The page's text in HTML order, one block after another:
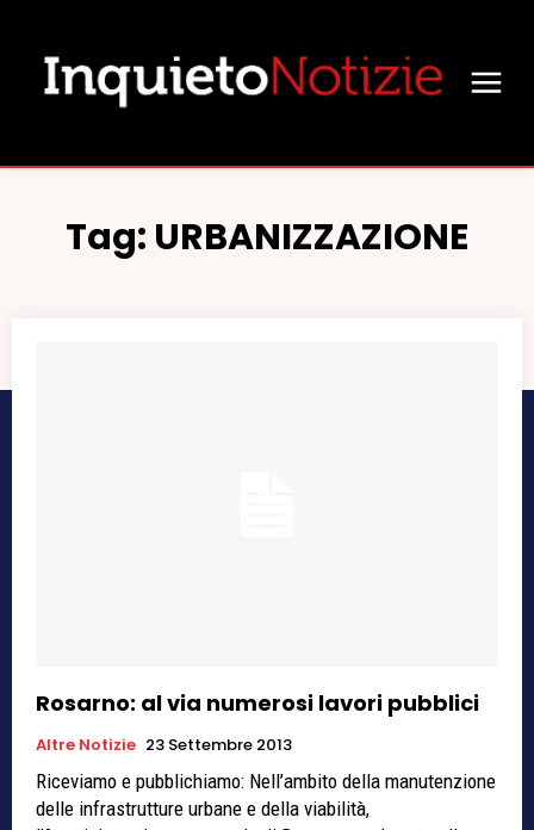
Tag: URBANIZZAZIONE
Rosarno: al via numerosi lavori pubblici
Altre Notizie 23 Settembre 2013
Riceviamo e pubblichiamo: Nell’ambito della manutenzione
delle infrastrutture urbane e della viabilità,